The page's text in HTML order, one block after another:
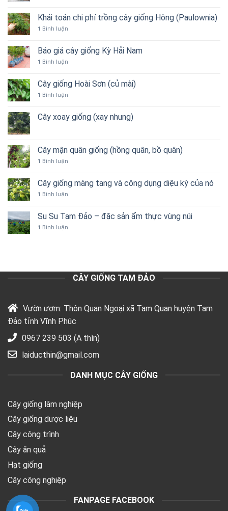
Khái toán chi phí trồng cây giống Hông (Paulownia)
1 Bình luận
Báo giá cây giống Kỳ Hải Nam
1 Bình luận
Cây giống Hoài Sơn (củ mài)
1 Bình luận
Cây xoay giống (xay nhung)
Cây mận quân giống (hồng quân, bồ quân)
1 Bình luận
Cây giống màng tang và công dụng diệu kỳ của nó
1 Bình luận
Su Su Tam Đảo – đặc sản ẩm thực vùng núi
1 Bình luận
CÂY GIỐNG TAM ĐẢO
Vườn ươm: Thôn Quan Ngoại xã Tam Quan huyện Tam
Đảo tỉnh Vĩnh Phúc
0967 239 503 (A thìn)
laiducthin@gmail.com
DANH MỤC CÂY GIỐNG
Cây giống lâm nghiệp
Cây giống dược liệu
Cây công trình
Cây ăn quả
Hạt giống
Cây công nghiệp
FANPAGE FACEBOOK